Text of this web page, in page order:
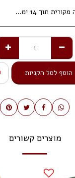
תוך 14 ימי עסקים.
הוסף לסל הקניות
מוצרים קשורים